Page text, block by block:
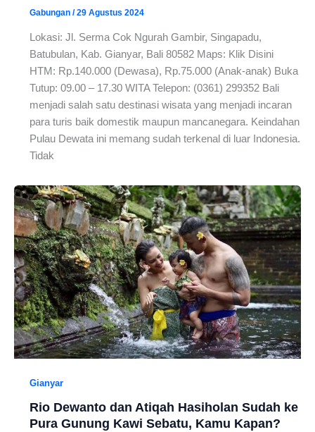
Gabungan /29 Agustus 2024
Lokasi: Jl. Serma Cok Ngurah Gambir, Singapadu,
Batubulan, Kab. Gianyar, Bali 80582 Maps: Klik Disini
HTM: Rp.140.000 (Dewasa), Rp.75.000 (Anak-anak) Buka
Tutup: 09.00 – 17.30 WITA Telepon: (0361) 299352 Bali
menjadi salah satu destinasi wisata yang menjadi incaran
para turis baik domestik maupun mancanegara. Keindahan
Pulau Dewata ini memang sudah terkenal di luar Indonesia.
Tidak
Gianyar
Rio Dewanto dan Atiqah Hasiholan Sudah ke
Pura Gunung Kawi Sebatu, Kamu Kapan?